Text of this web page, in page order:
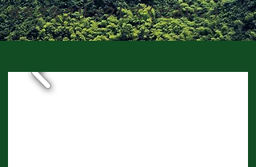
せタグをクリックしてください。）